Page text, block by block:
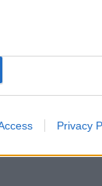
Privacy
σε